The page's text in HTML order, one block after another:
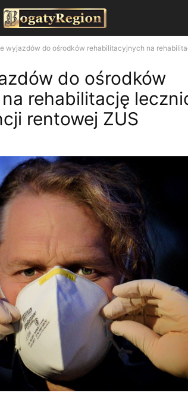
wyjazdów do ośrodków rehabilitacyjnych na
do ośrodków
rehabilitację
rentowej ZUS